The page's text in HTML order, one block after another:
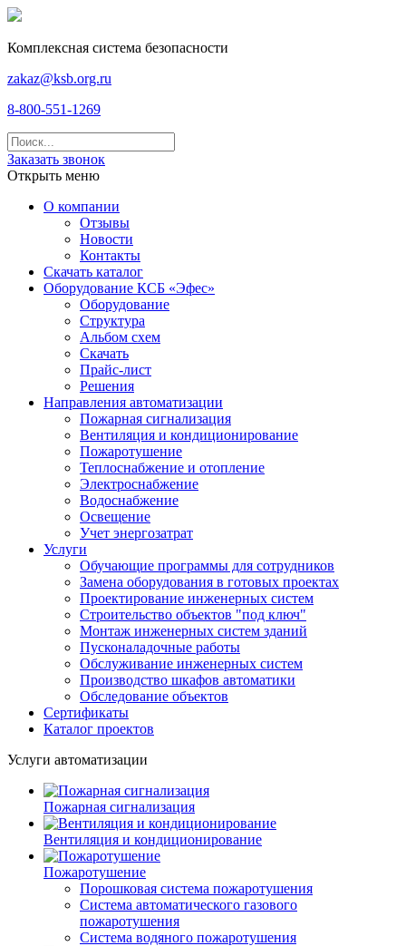
Комплексная система безопасности
zakaz@ksb.org.ru
8-800-551-1269
Заказать звонок
Открыть меню
О компании
Отзывы
Новости
Контакты
Скачать каталог
Оборудование КСБ «Эфес»
Оборудование
Структура
Альбом схем
Скачать
Прайс-лист
Решения
Направления автоматизации
Пожарная сигнализация
Вентиляция и кондиционирование
Пожаротушение
Теплоснабжение и отопление
Электроснабжение
Водоснабжение
Освещение
Учет энергозатрат
Услуги
Обучающие программы для сотрудников
Замена оборудования в готовых проектах
Проектирование инженерных систем
Строительство объектов "под ключ"
Монтаж инженерных систем зданий
Пусконаладочные работы
Обслуживание инженерных систем
Производство шкафов автоматики
Обследование объектов
Сертификаты
Каталог проектов
Услуги автоматизации
Пожарная сигнализация
Вентиляция и кондиционирование
Пожаротушение
Порошковая система пожаротушения
Система автоматического газового
пожаротушения
Система водяного пожаротушения